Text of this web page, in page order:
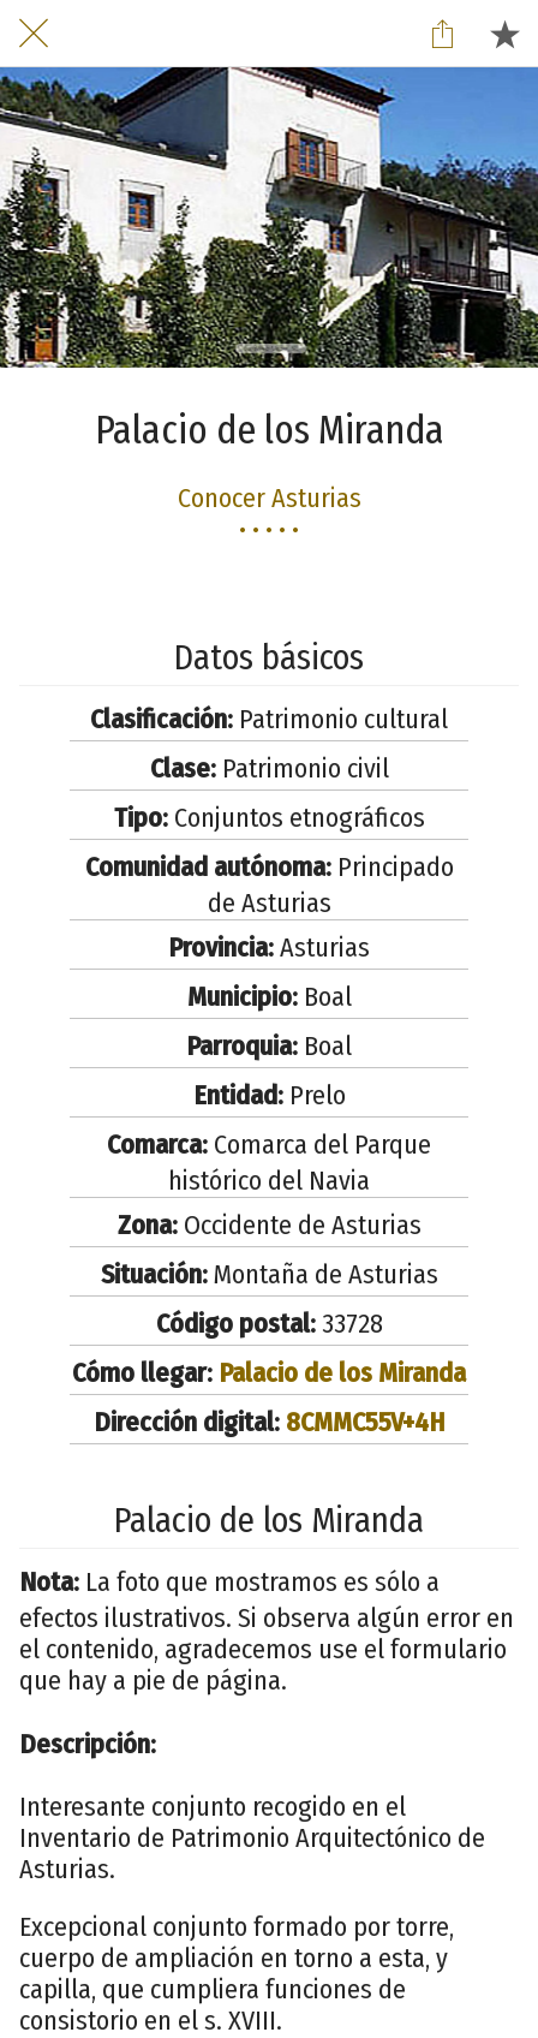
Palacio de los Miranda
Conocer Asturias
• • • • •
Datos básicos
Clasificación: Patrimonio cultural
Clase:Patrimonio civil
Tipo:Conjuntos etnográficos
Comunidad autónoma:Principado
de Asturias
Provincia:Asturias
Municipio:Boal
Parroquia: Boal
Entidad:Prelo
Comarca: Comarca del Parque
histórico del Navia
Zona:Occidente de Asturias
Situación:Montaña de Asturias
Código postal:33728
Cómo llegar: Palacio de los Miranda
Dirección digital: 8CMMC55V+4H
Palacio de los Miranda
Nota: La foto que mostramos es sólo a
efectos ilustrativos. Si observa algún error en
el contenido, agradecemos use el formulario
que hay a pie de página.
Descripción:
Interesante conjunto recogido en el
Inventario de Patrimonio Arquitectónico de
Asturias.
Excepcional conjunto formado por torre,
cuerpo de ampliación en torno a esta, y
capilla, que cumpliera funciones de
consistorio en el s. XVIII.